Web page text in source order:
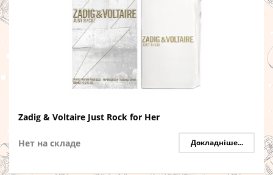
Zadig & Voltaire Just Rock for Her
Нет на складе Докладніше...